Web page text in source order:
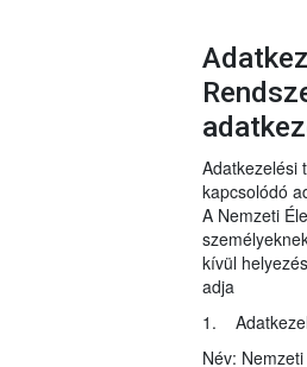
Adatkezelési
kapcsolódó
A Nemzeti
kívül
adja
1.
Név: